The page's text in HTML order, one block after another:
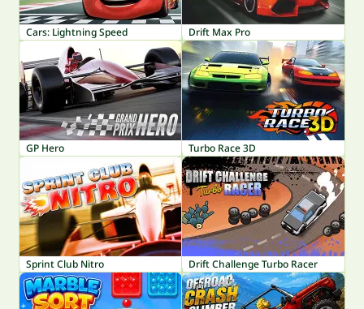
Cars: Lightning Speed Drift Max Pro
GP Hero Turbo Race 3D
Sprint Club Nitro Drift Challenge Turbo Racer